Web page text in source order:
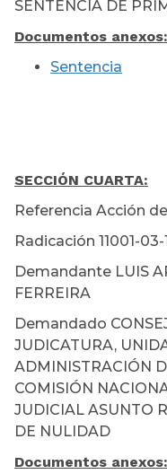
SENTENCIA DE
Documentos anexos:
Sentencia
SECCIÓN CUARTA:
Referencia Acción
Radicación 11001-
Demandante LUIS
FERREIRA
Demandado
JUDICATURA,
ADMINISTRACIÓN
COMISIÓN
JUDICIAL ASUNTO
DE NULIDAD
Documentos anexos: